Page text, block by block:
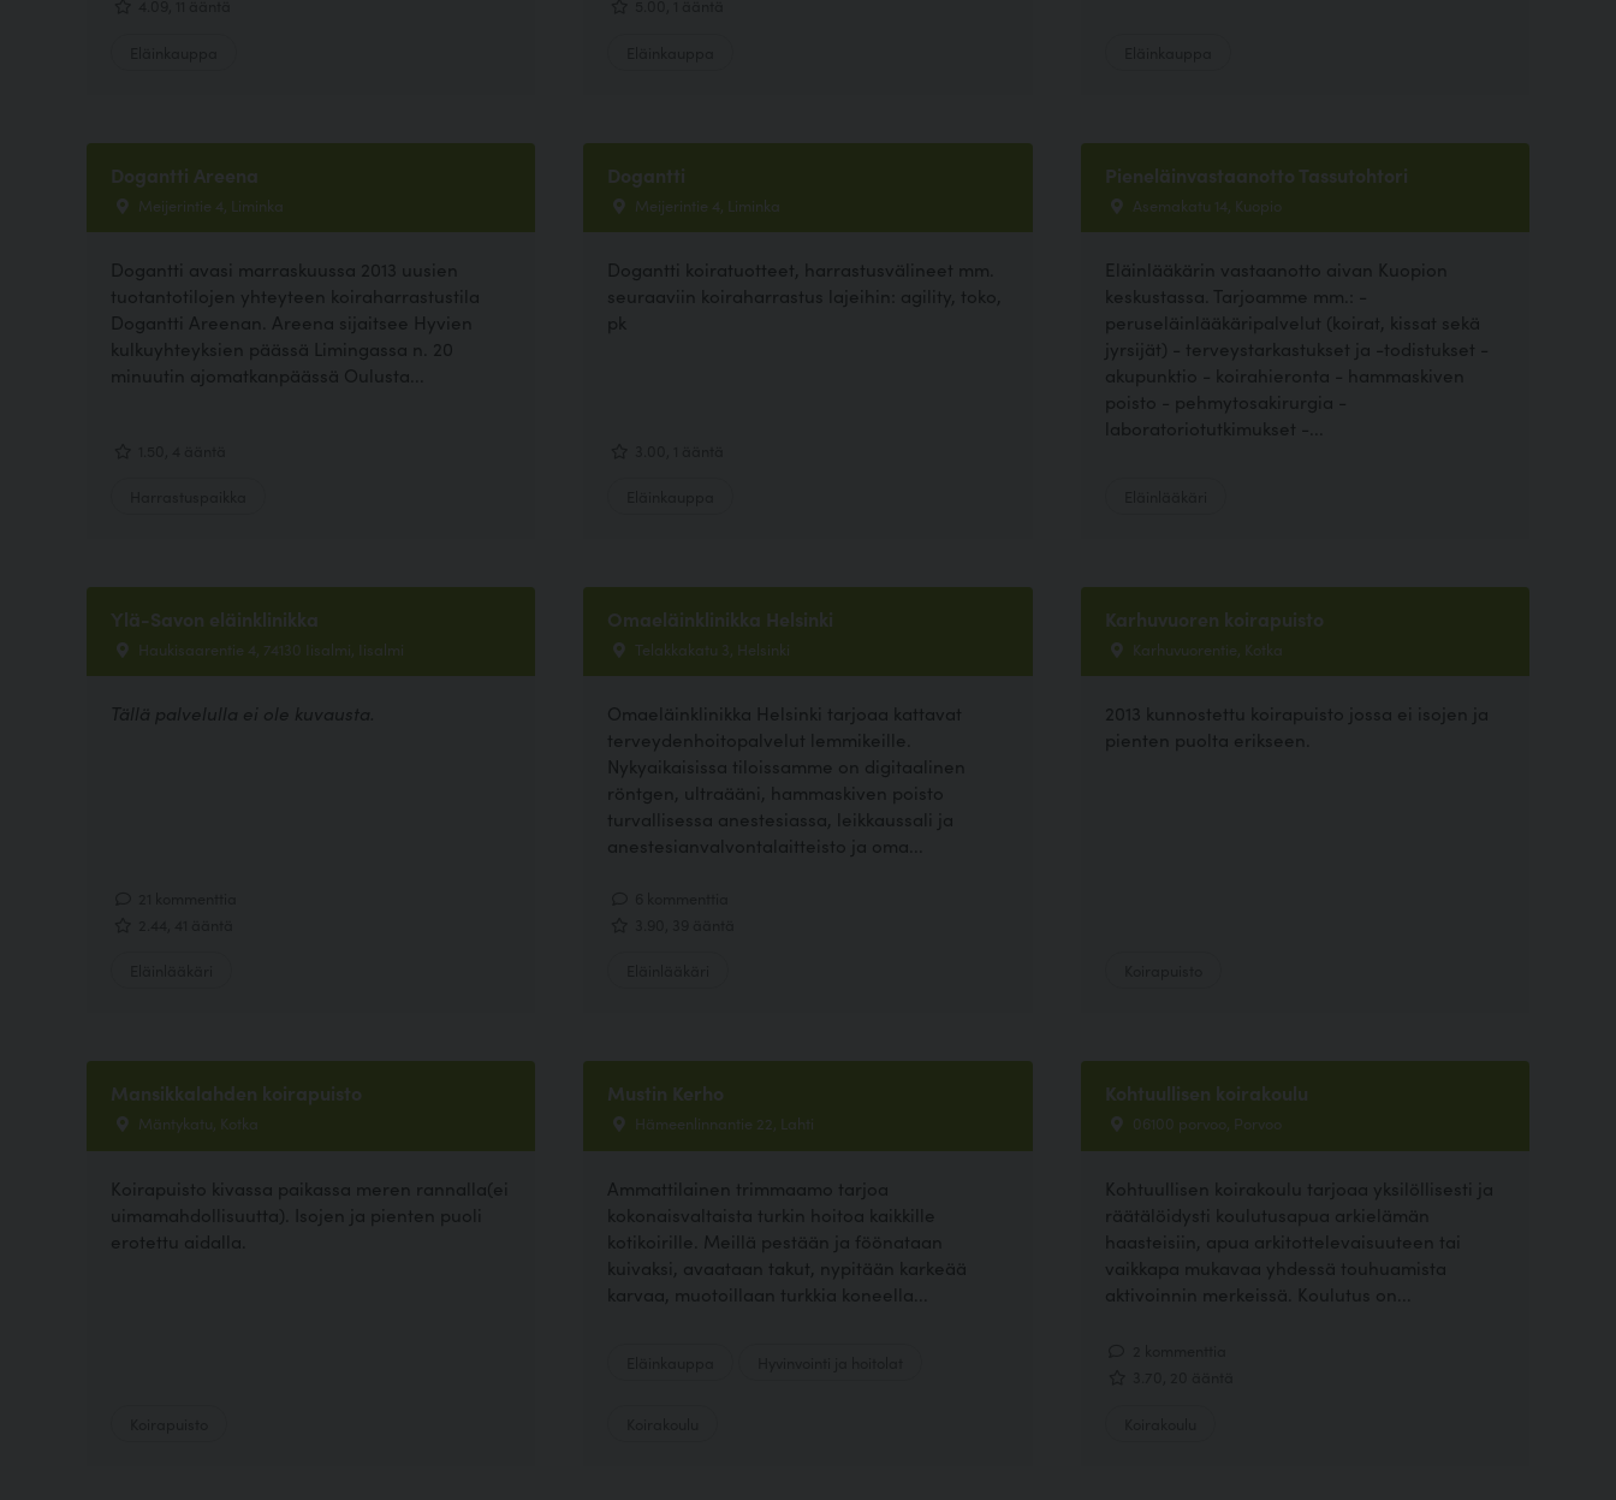
Dogantti Areena
Meijerintie 4, Liminka
Dogantti avasi marraskuussa 2013 uusien
tuotantotilojen yhteyteen koiraharrastustila
Dogantti Areenan. Areena sijaitsee Hyvien
kulkuyhteyksien päässä Limingassa n. 20
minuutin ajomatkanpäässä Oulusta...
Dogantti
Meijerintie 4, Liminka
Dogantti koiratuotteet, harrastusvälineet mm.
seuraaviin koiraharrastus lajeihin: agility, toko,
Pieneläinvastaanotto Tassutohtori
Asemakatu 14, Kuopio
Eläinlääkärin vastaanotto aivan Kuopion
keskustassa. Tarjoamme mm.: -
peruseläinlääkäripalvelut (koirat, kissat sekä
jyrsijät) - terveystarkastukset ja -todistukset -
akupunktio - koirahieronta - hammaskiven
poisto - pehmytosakirurgia -
laboratoriotutkimukset -...
Ylä-Savon eläinklinikka
Haukisaarentie 4, 74130 Iisalmi, Iisalmi
Tällä palvelulla ei ole kuvausta.
Omaeläinklinikka Helsinki
Telakkakatu 3, Helsinki
Omaeläinklinikka Helsinki tarjoaa kattavat
terveydenhoitopalvelut lemmikeille.
Nykyaikaisissa tiloissamme on digitaalinen
röntgen, ultraääni, hammaskiven poisto
turvallisessa anestesiassa, leikkaussali ja
anestesianvalvontalaitteisto ja oma...
Karhuvuoren koirapuisto
Karhuvuorentie, Kotka
2013 kunnostettu koirapuisto jossa ei isojen ja
pienten puolta erikseen.
Mansikkalahden koirapuisto
Mäntykatu, Kotka
Koirapuisto kivassa paikassa meren rannalla(ei
uimamahdollisuutta). Isojen ja pienten puoli
erotettu aidalla.
Mustin Kerho
Hämeenlinnantie 22, Lahti
Ammattilainen trimmaamo tarjoa
kokonaisvaltaista turkin hoitoa kaikkille
kotikoirille. Meillä pestään ja föönataan
kuivaksi, avaataan takut, nypitään karkeää
karvaa, muotoillaan turkkia koneella...
Kohtuullisen koirakoulu
06100 porvoo, Porvoo
Kohtuullisen koirakoulu tarjoaa yksilöllisesti ja
räätälöidysti koulutusapua arkielämän
haasteisiin, apua arkitottelevaisuuteen tai
vaikkapa mukavaa yhdessä touhuamista
aktivoinnin merkeissä. Koulutus on...